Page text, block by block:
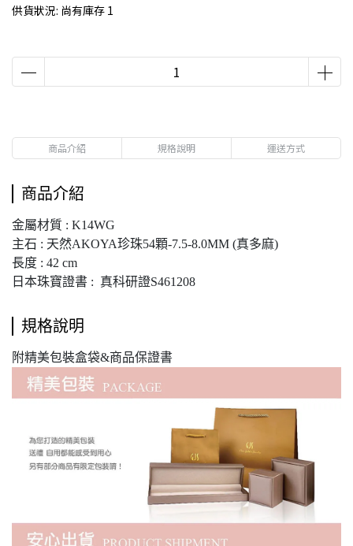
供貨狀況: 尚有庫存 1
商品介紹 規格說明 運送方式
商品介紹
金屬材質 : K14WG
主石 : 天然AKOYA珍珠54顆-7.5-8.0MM (真多麻)
長度 : 42 cm
日本珠寶證書 : 真科研證S461208
規格說明
附精美包裝盒袋&商品保證書